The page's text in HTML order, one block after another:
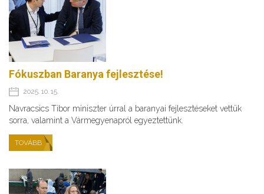
Fókuszban Baranya fejlesztése!
2025. 10. 15.
Navracsics Tibor miniszter úrral a baranyai fejlesztéseket vettük
sorra, valamint a Vármegyenapról egyeztettünk.
TOVÁBB